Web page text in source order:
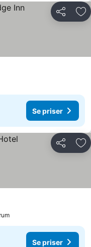
Dela
Se priser
Dela
Se priser